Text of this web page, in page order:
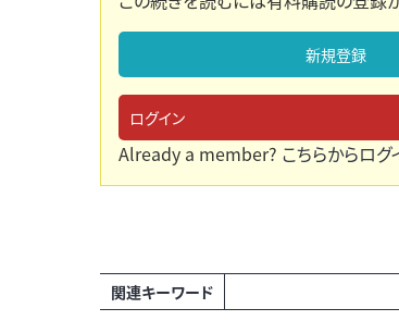
新規登録
ログイン
Already a member? こちらからログ
関連キーワード